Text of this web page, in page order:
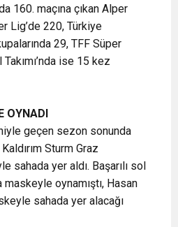
160. maçına çıkan Alper
Lig’de 220, Türkiye
29, TFF Süper
ise 15 kez
OYNADI
geçen sezon sonunda
Sturm Graz
sahada yer aldı. Başarılı sol
maskeyle oynamıştı, Hasan
sahada yer alacağı